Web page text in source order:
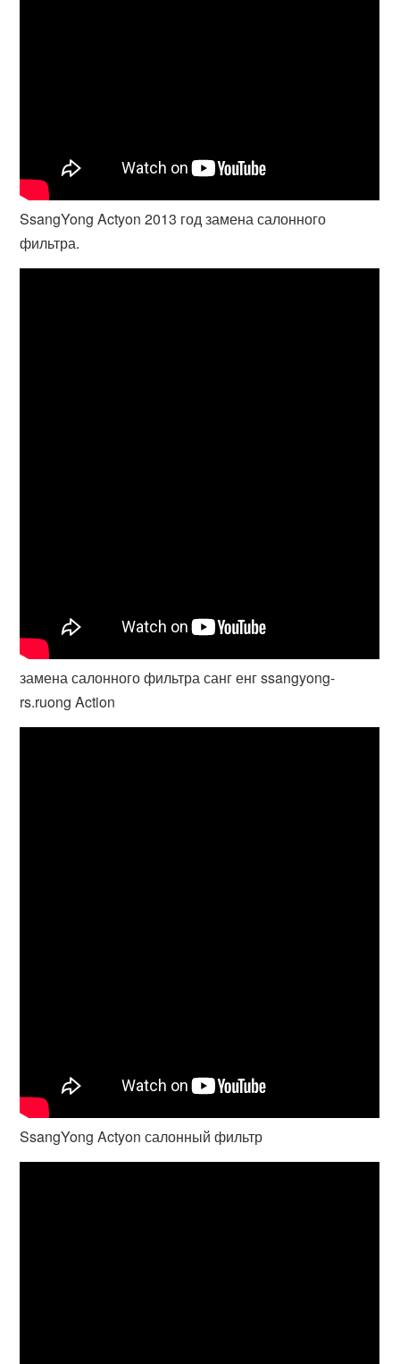
SsangYong Actyon 2013 год замена салонного
фильтра.
замена салонного фильтра санг енг ssangyong-
rs.ruong Action
SsangYong Actyon салонный фильтр